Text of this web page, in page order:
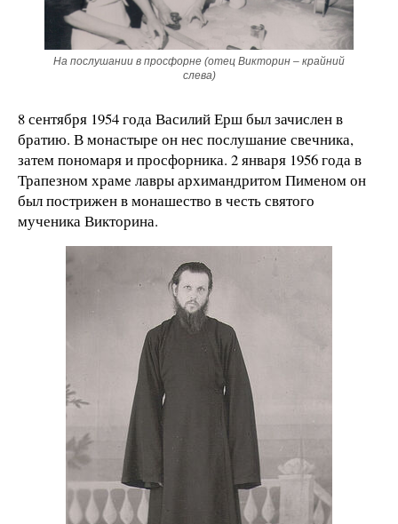
На послушании в просфорне (отец Викторин – крайний
слева)
8 сентября 1954 года Василий Ерш был зачислен в
братию. В монастыре он нес послушание свечника,
затем пономаря и просфорника. 2 января 1956 года в
Трапезном храме лавры архимандритом Пименом он
был пострижен в монашество в честь святого
мученика Викторина.